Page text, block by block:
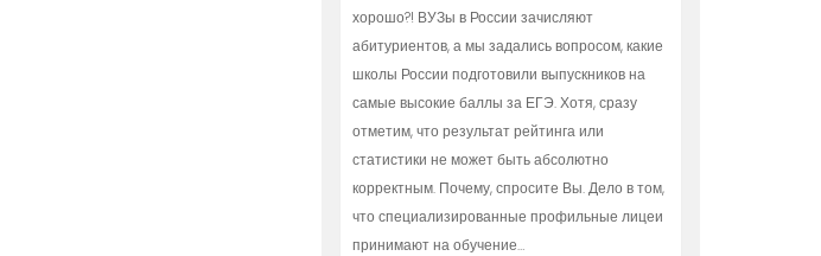
хорошо?! ВУЗы в России зачисляют
абитуриентов, а мы задались вопросом, какие
школы России подготовили выпускников на
самые высокие баллы за ЕГЭ. Хотя, сразу
отметим, что результат рейтинга или
статистики не может быть абсолютно
корректным. Почему, спросите Вы. Дело в том,
что специализированные профильные лицеи
принимают на обучение…